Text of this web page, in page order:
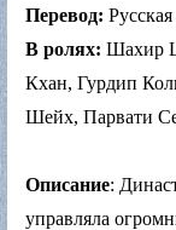
Перевод: Русская
В ролях: Шахир
Кхан, Гурдип
Шейх, Парвати
Описание:
управляла